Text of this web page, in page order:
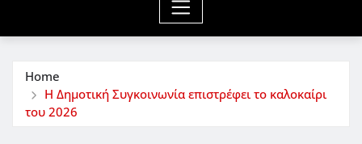
Home
Η Δημοτική Συγκοινωνία επιστρέφει το καλοκαίρι
του 2026